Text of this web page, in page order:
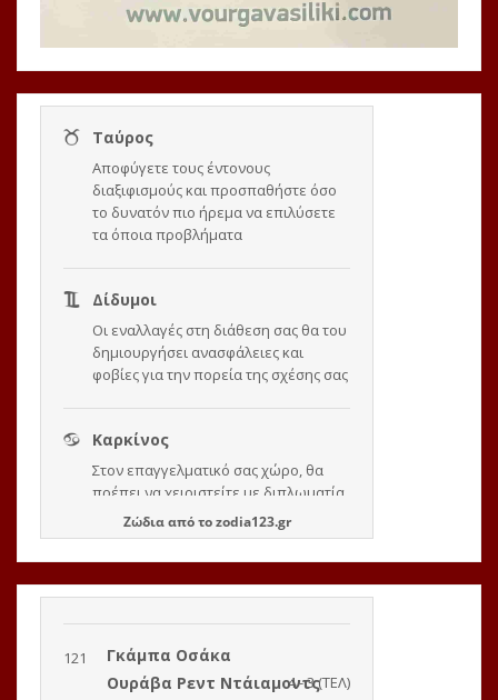
Ζώδιααπό τοzodia123.gr